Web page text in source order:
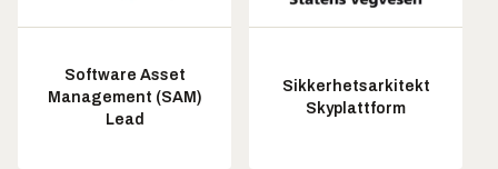
Software Asset
Management (SAM)
Lead
Sikkerhetsarkitekt
Skyplattform